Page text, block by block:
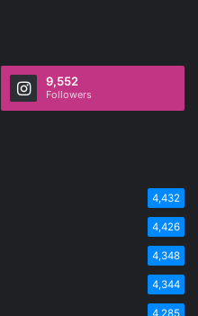
9,552
Followers
4,432
4,426
4,348
4,344